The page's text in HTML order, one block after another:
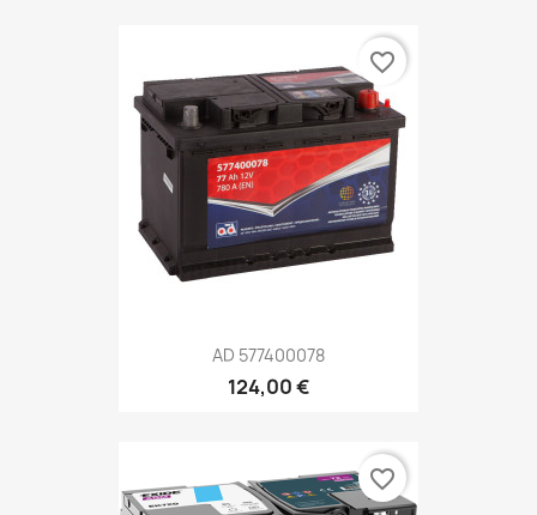
AD 577400078
124,00 €
favorite_border
favorite_border